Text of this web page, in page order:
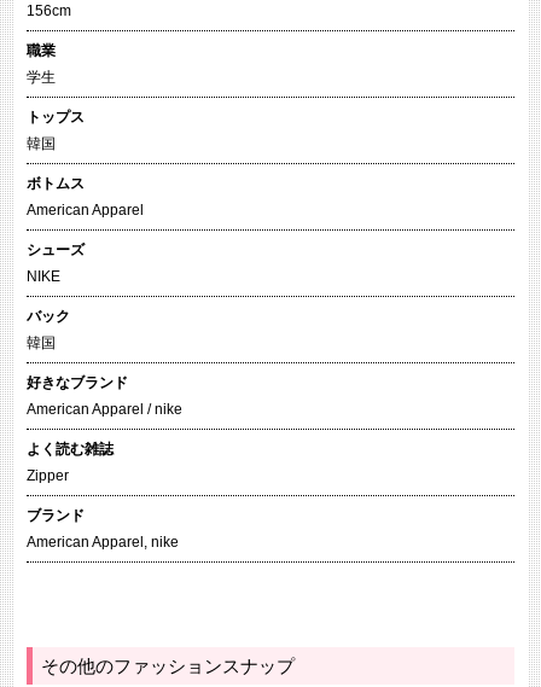
156cm
職業
学生
トップス
韓国
ボトムス
American Apparel
シューズ
NIKE
バック
韓国
好きなブランド
American Apparel / nike
よく読む雑誌
Zipper
ブランド
American Apparel , nike
その他のファッションスナップ